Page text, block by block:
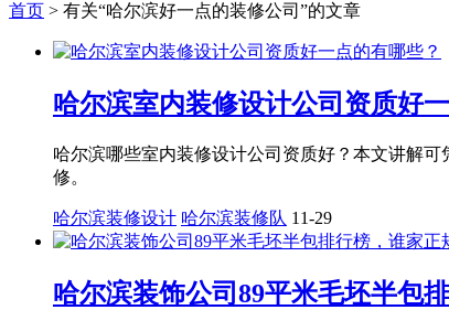
首页 > 有关“哈尔滨好一点的装修公司”的文章
哈尔滨室内装修设计公司资质好
哈尔滨哪些室内装修设计公司资质好？本文讲解
修。
哈尔滨装修设计 哈尔滨装修队 11-29
哈尔滨装饰公司89平米毛坯半包